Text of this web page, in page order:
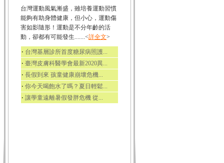
台灣運動風氣漸盛，雖培養運動習慣
能夠有助身體健康，但小心，運動傷
害如影隨形！運動是不分年齡的活
動，卻都有可能發生.......<詳全文>
‧ 台灣基層診所首度糖尿病照護...
‧ 臺灣皮膚科醫學會最新2020異...
‧ 長假到來 孩童健康崩壞危機...
‧ 你今天喝飽水了嗎？夏日輕鬆...
‧ 讓學童遠離暑假發胖危機 從...